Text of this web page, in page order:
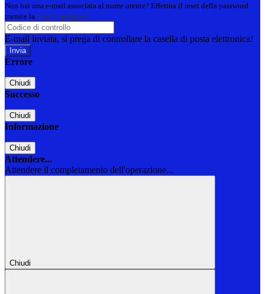
Non hai una e-mail associata al nome utente? Effettua il reset della password
tramite la Login Spaggiari
E-mail inviata, si prega di controllare la casella di posta elettronica!
Errore
Chiudi
Successo
Chiudi
Informazione
Chiudi
Attendere...
Attendere il completamento dell'operazione...
Chiudi